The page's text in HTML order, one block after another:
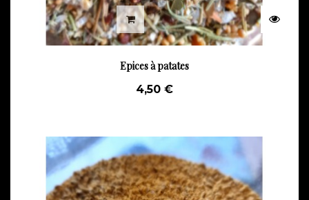
Epices à patates
4,50 €